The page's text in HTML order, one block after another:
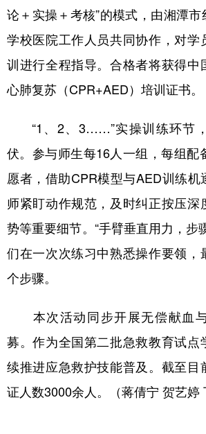
地方频道
北京 天津 河北
辽宁 吉林 上海
浙江 安徽 福建
山东 河南 湖北
广东 广西 海南
四川 贵州 云南
陕西 青海
English Español Français
Deutsch Português
论＋实操＋考核”的模式，由湘潭
学校医院工作人员共同协作，对学
训进行全程指导。合格者将获得中
心肺复苏（CPR+AED）培训证书。
“1、2、3……”实操训练环节
伏。参与师生每16人一组，每组配
愿者，借助CPR模型与AED训练机
师紧盯动作规范，及时纠正按压深
势等重要细节。“手臂垂直用力，步
们在一次次练习中熟悉操作要领，
个步骤。
本次活动同步开展无偿献血
募。作为全国第二批急救教育试点
续推进应急救护技能普及。截至目
证人数3000余人。（蒋倩宁 贺艺婷